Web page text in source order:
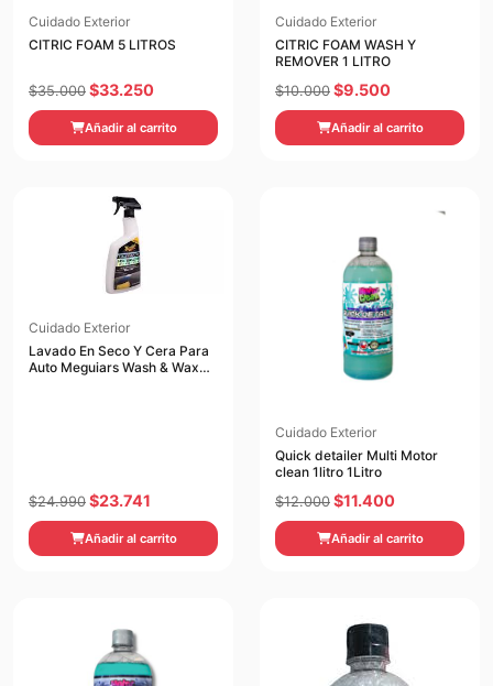
Cuidado Exterior
CITRIC FOAM 5 LITROS
$35.000 El
precio
original
$33.250El
precio
actual
Añadir al carrito
Cuidado Exterior
CITRIC FOAM WASH Y
REMOVER 1 LITRO
$10.000 El
precio
original
$9.500El
precio
actual
Añadir al carrito
Cuidado Exterior
Lavado En Seco Y Cera Para
Auto Meguiars Wash & Wax
$24.990 El
precio
original
$23.741
precio
actual
Añadir al carrito
Cuidado Exterior
Quick detailer Multi Motor
clean 1litro 1Litro
$12.000 El
precio
original
$11.400El
precio
actual
Añadir al carrito